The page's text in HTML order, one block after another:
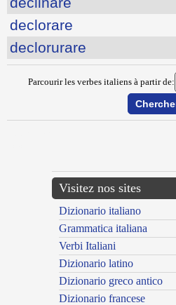
declorare
declorurare
Parcourir les verbes italiens à partir de:
Visitez nos sites
Dizionario italiano
Grammatica italiana
Verbi Italiani
Dizionario latino
Dizionario greco antico
Dizionario francese